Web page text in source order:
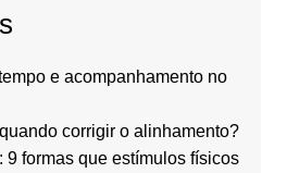
e acompanhamento no
corrigir o alinhamento?
9 formas que estímulos físicos